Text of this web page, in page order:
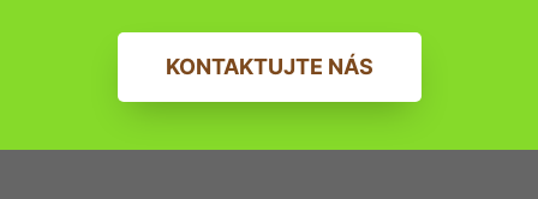
KONTAKTUJTE NÁS